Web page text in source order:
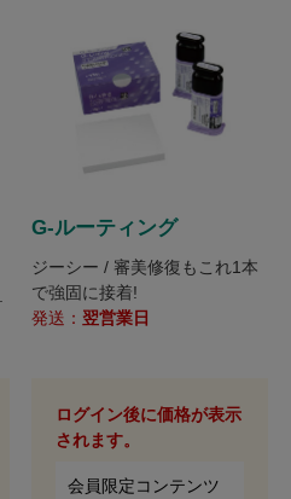
G-ルーティング
ジーシー / 審美修復もこれ1本
で強固に接着!
発送： 翌営業日
ログイン後に価格が表示
されます。
会員限定コンテンツ